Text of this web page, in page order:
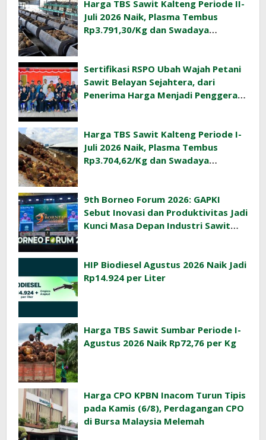
Harga TBS Sawit Kalteng Periode II-
Juli 2026 Naik, Plasma Tembus
Rp3.791,30/Kg dan Swadaya
Sertifikasi RSPO Ubah Wajah Petani
Sawit Belayan Sejahtera, dari
Penerima Harga Menjadi Penggerak
Harga TBS Sawit Kalteng Periode I-
Juli 2026 Naik, Plasma Tembus
Rp3.704,62/Kg dan Swadaya
9th Borneo Forum 2026: GAPKI
Sebut Inovasi dan Produktivitas Jadi
Kunci Masa Depan Industri Sawit
HIP Biodiesel Agustus 2026 Naik Jadi
Rp14.924 per Liter
Harga TBS Sawit Sumbar Periode I-
Agustus 2026 Naik Rp72,76 per Kg
Harga CPO KPBN Inacom Turun Tipis
pada Kamis (6/8), Perdagangan CPO
di Bursa Malaysia Melemah